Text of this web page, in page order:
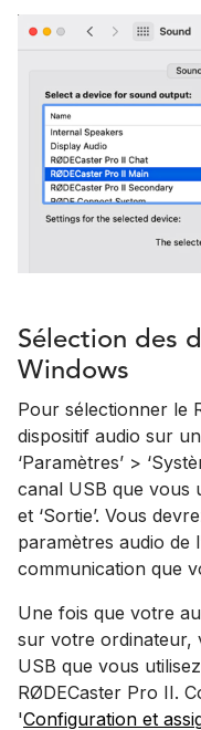
Sélection des
Windows
Pour sélectionner le
dispositif audio sur
‘Paramètres’ >
canal USB que vous
et ‘Sortie’. Vous
paramètres audio de
communication que
Une fois que votre
sur votre ordinateur,
USB que vous
RØDECaster Pro II.
'Configuration et